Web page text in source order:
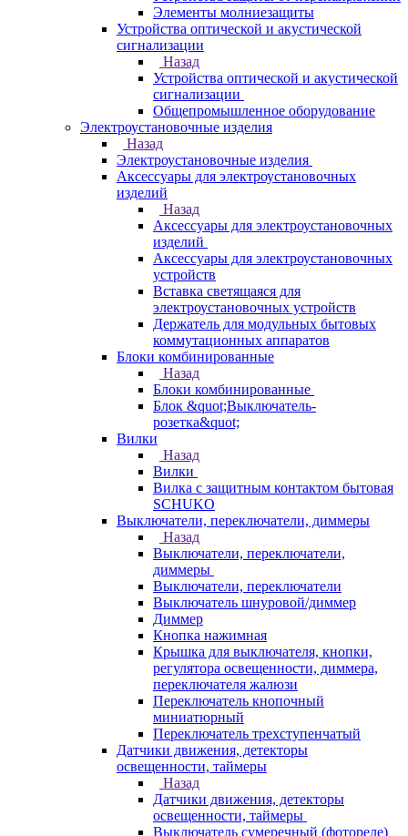
Элементы молниезащиты
Устройства оптической и акустической
сигнализации
Назад
Устройства оптической и акустической
сигнализации
Общепромышленное оборудование
Электроустановочные изделия
Назад
Электроустановочные изделия
Аксессуары для электроустановочных
изделий
Назад
Аксессуары для электроустановочных
изделий
Аксессуары для электроустановочных
устройств
Вставка светящаяся для
электроустановочных устройств
Держатель для модульных бытовых
коммутационных аппаратов
Блоки комбинированные
Назад
Блоки комбинированные
Блок &quot;Выключатель-
розетка&quot;
Вилки
Назад
Вилки
Вилка с защитным контактом бытовая
SCHUKO
Выключатели, переключатели, диммеры
Назад
Выключатели, переключатели,
диммеры
Выключатели, переключатели
Выключатель шнуровой/диммер
Диммер
Кнопка нажимная
Крышка для выключателя, кнопки,
регулятора освещенности, диммера,
переключателя жалюзи
Переключатель кнопочный
миниатюрный
Переключатель трехступенчатый
Датчики движения, детекторы
освещенности, таймеры
Назад
Датчики движения, детекторы
освещенности, таймеры
Выключатель сумеречный (фотореле)